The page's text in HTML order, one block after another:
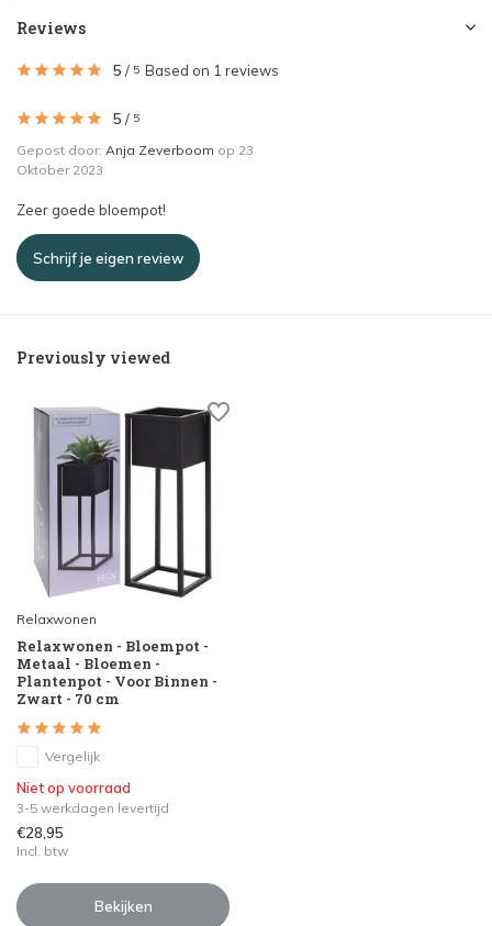
Reviews
5 / 5 Based on 1 reviews
5 / 5
Gepost door: Anja Zeverboom op 23
Oktober 2023
Zeer goede bloempot!
Schrijf je eigen review
Previously viewed
Relaxwonen
Relaxwonen - Bloempot -
Metaal - Bloemen -
Plantenpot - Voor Binnen -
Zwart - 70 cm
Vergelijk
Niet op voorraad
3-5 werkdagen levertijd
€28,95
Incl. btw
Bekijken